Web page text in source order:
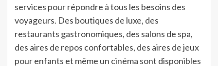
services pour répondre à tous les besoins des
voyageurs. Des boutiques de luxe, des
restaurants gastronomiques, des salons de spa,
des aires de repos confortables, des aires de jeux
pour enfants et même un cinéma sont disponibles